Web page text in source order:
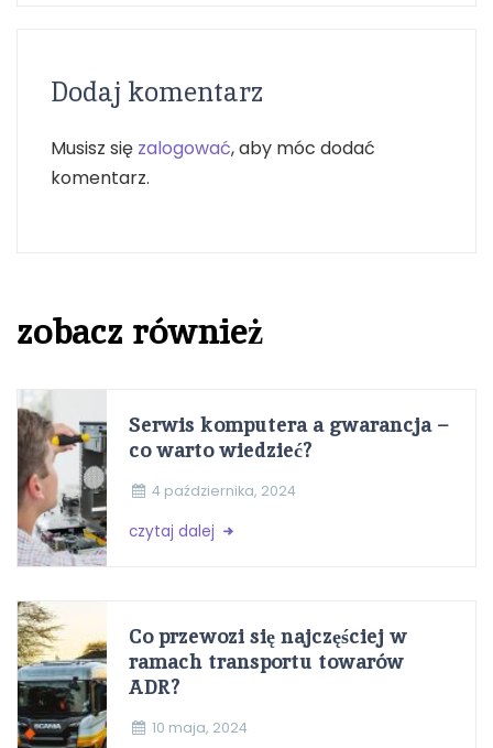
Dodaj komentarz
Musisz się zalogować, aby móc dodać
komentarz.
zobacz również
Serwis komputera a gwarancja –
co warto wiedzieć?
4 października, 2024
czytaj dalej
Co przewozi się najczęściej w
ramach transportu towarów
ADR?
10 maja, 2024